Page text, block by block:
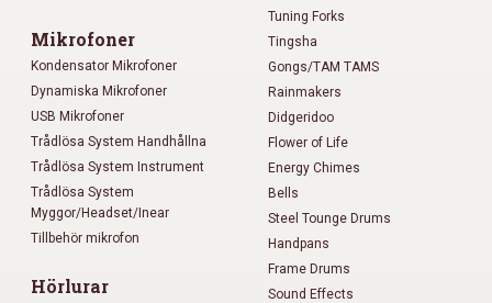
Mikrofoner
Kondensator Mikrofoner
Dynamiska Mikrofoner
USB Mikrofoner
Trådlösa System Handhållna
Trådlösa System Instrument
Trådlösa System
Myggor/Headset/Inear
Tillbehör mikrofon
Hörlurar
Tuning Forks
Tingsha
Gongs/TAM TAMS
Rainmakers
Didgeridoo
Flower of Life
Energy Chimes
Bells
Steel Tounge Drums
Handpans
Frame Drums
Sound Effects